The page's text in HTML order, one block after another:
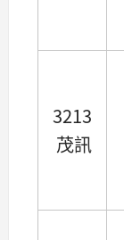
3213
茂訊